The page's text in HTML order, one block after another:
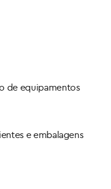
de equipamentos
e embalagens